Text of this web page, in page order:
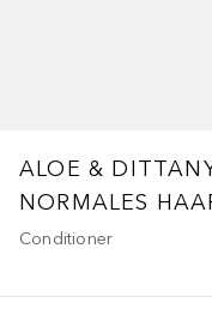
ALOE &
NORMALES
Conditioner